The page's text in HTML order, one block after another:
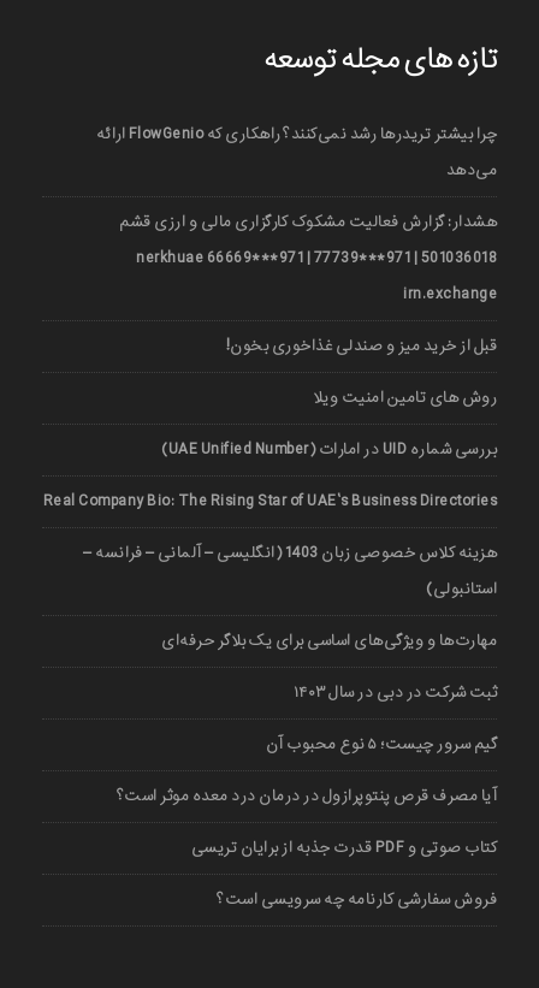
تازه های مجله توسعه
چرا بیشتر تریدرها رشد نمی‌کنند؟ راهکاری که FlowGenio ارائه
می‌دهد
هشدار: گزارش فعالیت مشکوک کارگزاری مالی و ارزی قشم
501036018 | 971***77739 | 971***66669 nerkhuae
irn.exchange
قبل از خرید میز و صندلی غذاخوری بخون!
روش های تامین امنیت ویلا
بررسی شماره UID در امارات (UAE Unified Number)
Real Company Bio: The Rising Star of UAE’s Business Directories
هزینه کلاس خصوصی زبان 1403 (انگلیسی – آلمانی – فرانسه –
استانبولی)
مهارت‌ها و ویژگی‌های اساسی برای یک بلاگر حرفه‌ای
ثبت شرکت در دبی در سال ۱۴۰۳
گیم سرور چیست؛ ۵ نوع محبوب آن
آیا مصرف قرص پنتوپرازول در درمان درد معده موثر است؟
کتاب صوتی و PDF قدرت جذبه از برایان تریسی
فروش سفارشی کارنامه چه سرویسی است؟